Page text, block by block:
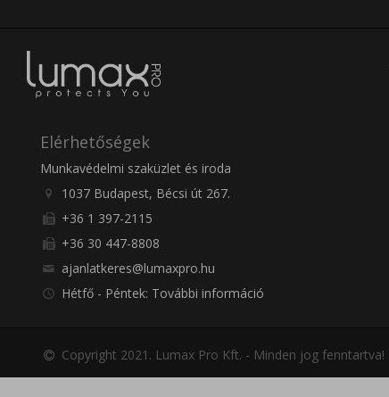
Elérhetőségek
Munkavédelmi szaküzlet és iroda
1037 Budapest, Bécsi út 267.
+36 1 397-2115
+36 30 447-8808
ajanlatkeres@lumaxpro.hu
Hétfő - Péntek: További információ
Copyright 2021. Lumax Pro Kft. - Minden jog fenntartva!